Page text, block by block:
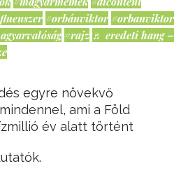
#orbánviktor #orbanviktor
#rajz ♬ eredeti hang –
egyre növekvő
ami a Föld
év alatt történt